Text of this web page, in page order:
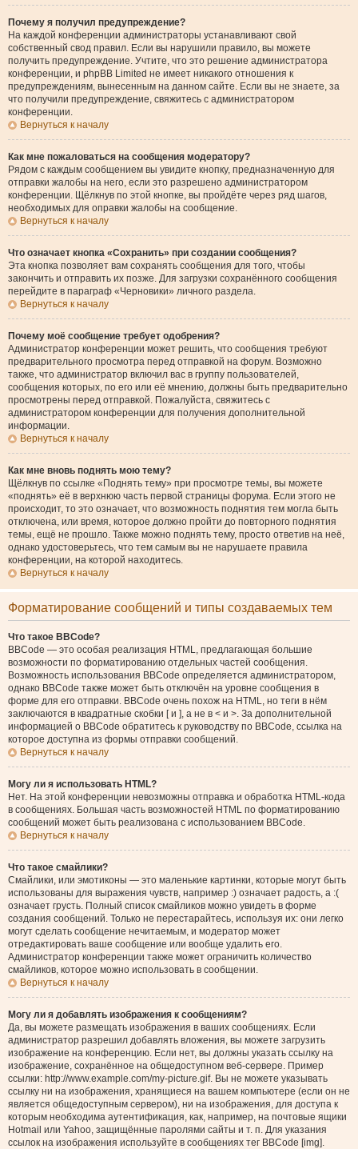
Почему я получил предупреждение?
На каждой конференции администраторы устанавливают свой
собственный свод правил. Если вы нарушили правило, вы можете
получить предупреждение. Учтите, что это решение администратора
конференции, и phpBB Limited не имеет никакого отношения к
предупреждениям, вынесенным на данном сайте. Если вы не знаете, за
что получили предупреждение, свяжитесь с администратором
конференции.
Вернуться к началу
Как мне пожаловаться на сообщения модератору?
Рядом с каждым сообщением вы увидите кнопку, предназначенную для
отправки жалобы на него, если это разрешено администратором
конференции. Щёлкнув по этой кнопке, вы пройдёте через ряд шагов,
необходимых для оправки жалобы на сообщение.
Вернуться к началу
Что означает кнопка «Сохранить» при создании сообщения?
Эта кнопка позволяет вам сохранять сообщения для того, чтобы
закончить и отправить их позже. Для загрузки сохранённого сообщения
перейдите в параграф «Черновики» личного раздела.
Вернуться к началу
Почему моё сообщение требует одобрения?
Администратор конференции может решить, что сообщения требуют
предварительного просмотра перед отправкой на форум. Возможно
также, что администратор включил вас в группу пользователей,
сообщения которых, по его или её мнению, должны быть предварительно
просмотрены перед отправкой. Пожалуйста, свяжитесь с
администратором конференции для получения дополнительной
информации.
Вернуться к началу
Как мне вновь поднять мою тему?
Щёлкнув по ссылке «Поднять тему» при просмотре темы, вы можете
«поднять» её в верхнюю часть первой страницы форума. Если этого не
происходит, то это означает, что возможность поднятия тем могла быть
отключена, или время, которое должно пройти до повторного поднятия
темы, ещё не прошло. Также можно поднять тему, просто ответив на неё,
однако удостоверьтесь, что тем самым вы не нарушаете правила
конференции, на которой находитесь.
Вернуться к началу
Форматирование сообщений и типы создаваемых тем
Что такое BBCode?
BBCode — это особая реализация HTML, предлагающая большие
возможности по форматированию отдельных частей сообщения.
Возможность использования BBCode определяется администратором,
однако BBCode также может быть отключён на уровне сообщения в
форме для его отправки. BBCode очень похож на HTML, но теги в нём
заключаются в квадратные скобки [ и ], а не в < и >. За дополнительной
информацией о BBCode обратитесь к руководству по BBCode, ссылка на
которое доступна из формы отправки сообщений.
Вернуться к началу
Могу ли я использовать HTML?
Нет. На этой конференции невозможны отправка и обработка HTML-кода
в сообщениях. Большая часть возможностей HTML по форматированию
сообщений может быть реализована с использованием BBCode.
Вернуться к началу
Что такое смайлики?
Смайлики, или эмотиконы — это маленькие картинки, которые могут быть
использованы для выражения чувств, например :) означает радость, а :(
означает грусть. Полный список смайликов можно увидеть в форме
создания сообщений. Только не перестарайтесь, используя их: они легко
могут сделать сообщение нечитаемым, и модератор может
отредактировать ваше сообщение или вообще удалить его.
Администратор конференции также может ограничить количество
смайликов, которое можно использовать в сообщении.
Вернуться к началу
Могу ли я добавлять изображения к сообщениям?
Да, вы можете размещать изображения в ваших сообщениях. Если
администратор разрешил добавлять вложения, вы можете загрузить
изображение на конференцию. Если нет, вы должны указать ссылку на
изображение, сохранённое на общедоступном веб-сервере. Пример
ссылки: http://www.example.com/my-picture.gif. Вы не можете указывать
ссылку ни на изображения, хранящиеся на вашем компьютере (если он не
является общедоступным сервером), ни на изображения, для доступа к
которым необходима аутентификация, как, например, на почтовые ящики
Hotmail или Yahoo, защищённые паролями сайты и т. п. Для указания
ссылок на изображения используйте в сообщениях тег BBCode [img].